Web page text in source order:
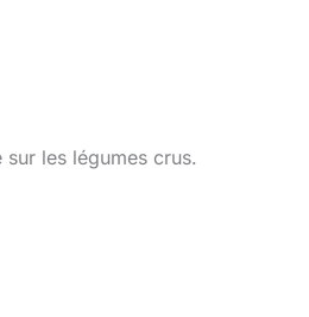
les légumes crus.